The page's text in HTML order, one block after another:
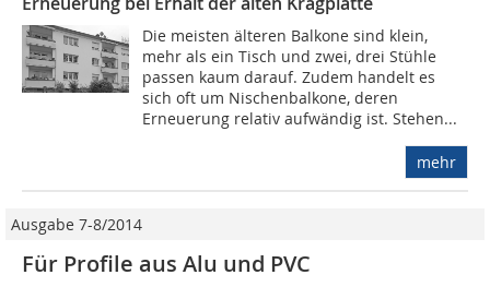
Die meisten älteren Balkone sind klein,
mehr als ein Tisch und zwei, drei Stühle
passen kaum darauf. Zudem handelt es
sich oft um Nischenbalkone, deren
Erneuerung relativ aufwändig ist. Stehen...
mehr
Ausgabe 7-8/2014
Für Profile aus Alu und PVC